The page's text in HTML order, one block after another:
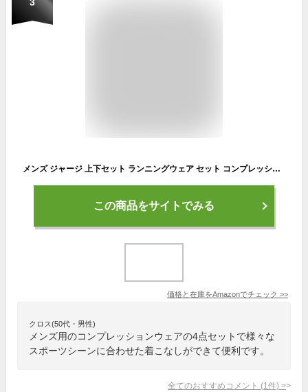
メンズ ジャージ 上下セット ランニングウェア セット コンプレッションウェア メンズ スポーツパーカー 長袖 ハーフパンツ タイツ 4点セット トレーニングウェア ブルー 4P-Blue-L
この商品をサイトでみる
価格と在庫をAmazonでチェック >>
クロス(50代・男性)
メンズ用のコンプレッションウェアの4点セットで様々な
スポーツシーンに合わせた着こなしができて便利です。
全てのおすすめコメント (1 件) >